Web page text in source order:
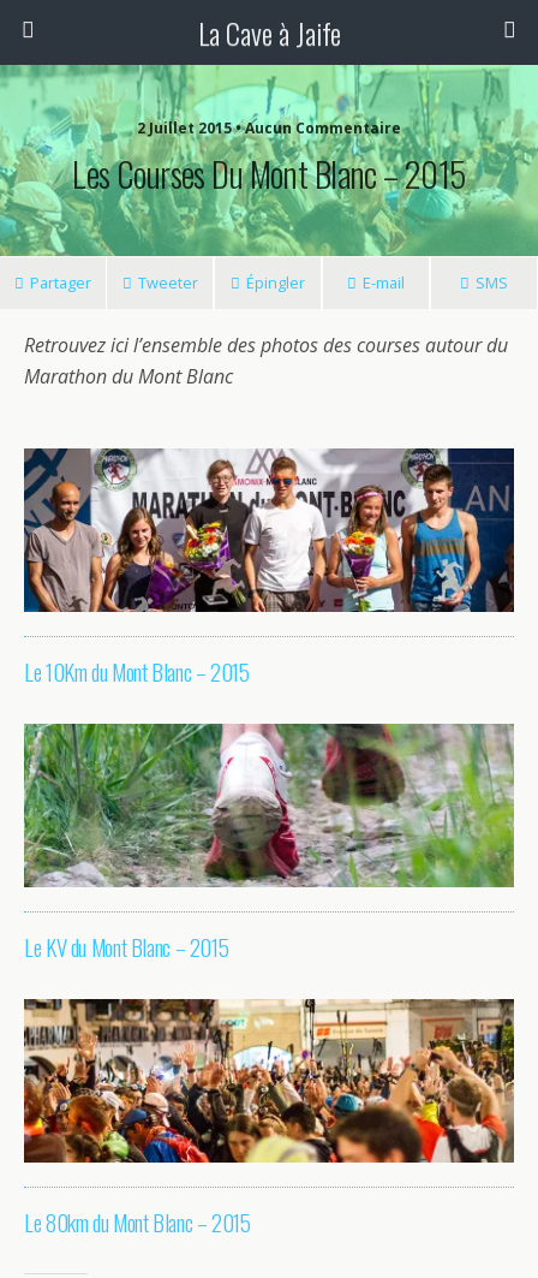
La Cave à Jaife
2 Juillet 2015 • Aucun Commentaire
Les Courses Du Mont Blanc – 2015
Partager Tweeter Épingler E-mail SMS
Retrouvez ici l’ensemble des photos des courses autour du
Marathon du Mont Blanc
Le 10Km du Mont Blanc – 2015
Le KV du Mont Blanc – 2015
Le 80km du Mont Blanc – 2015